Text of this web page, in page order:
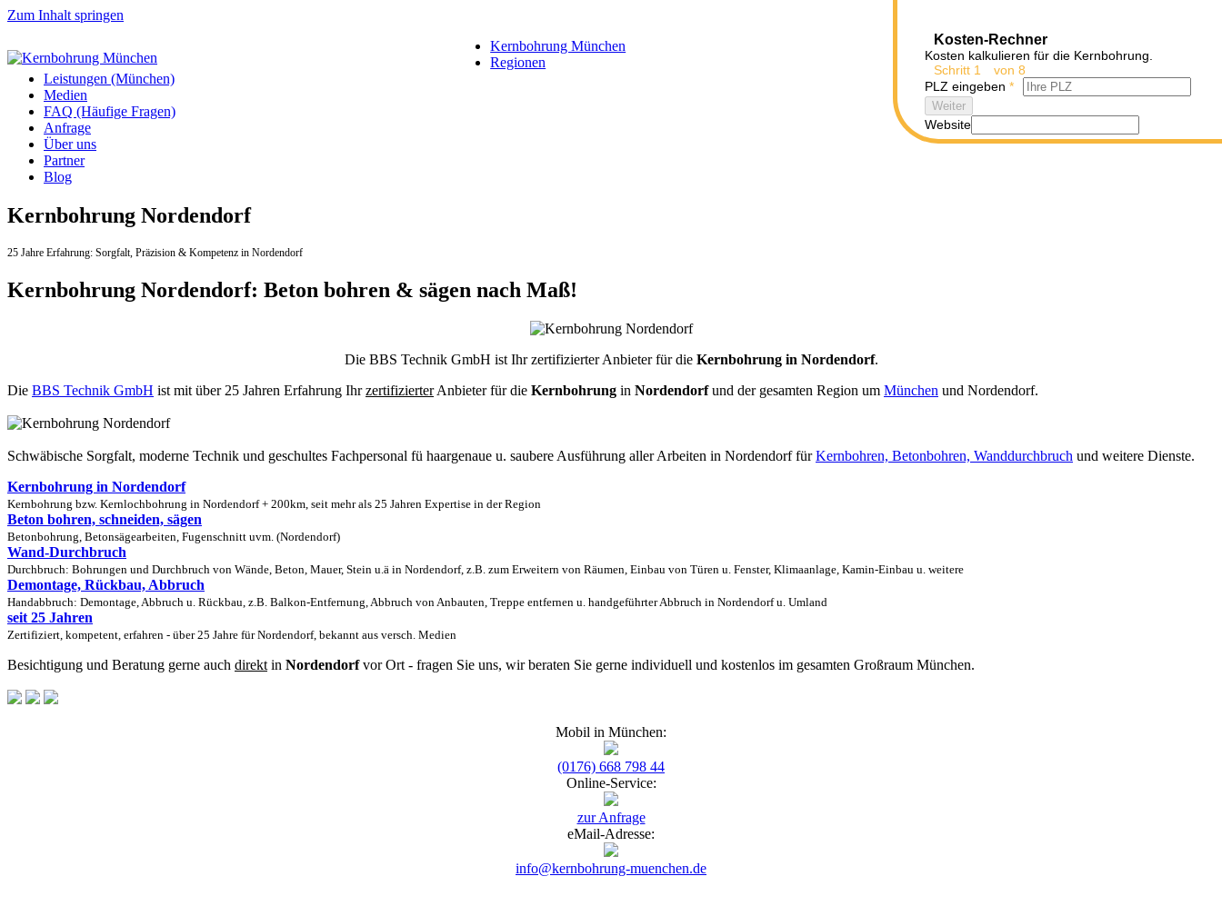
Zum Inhalt springen
Kernbohrung München
Regionen
Leistungen (München)
Medien
FAQ (Häufige Fragen)
Anfrage
Über uns
Partner
Blog
Kernbohrung Nordendorf
25 Jahre Erfahrung: Sorgfalt, Präzision & Kompetenz in Nordendorf
Kernbohrung Nordendorf: Beton bohren & sägen nach Maß!
Die BBS Technik GmbH ist Ihr zertifizierter Anbieter für die Kernbohrung in Nordendorf.
Die BBS Technik GmbH ist mit über 25 Jahren Erfahrung IhrzertifizierterAnbieter für die Kernbohrung in Nordendorfund der gesamten Region um München und Nordendorf.
Schwäbische Sorgfalt, moderne Technik und geschultes Fachpersonal fü haargenaue u. saubere Ausführung aller Arbeiten in Nordendorf fürKernbohren, Betonbohren, Wanddurchbruch und weitere Dienste.
Kernbohrung in Nordendorf
Kernbohrung bzw. Kernlochbohrung in Nordendorf + 200km, seit mehr als 25 Jahren Expertise in der Region
Beton bohren, schneiden, sägen
Betonbohrung, Betonsägearbeiten, Fugenschnitt uvm. (Nordendorf)
Wand-Durchbruch
Durchbruch: Bohrungen und Durchbruch von Wände, Beton, Mauer, Stein u.ä in Nordendorf, z.B. zum Erweitern von Räumen, Einbau von Türen u. Fenster, Klimaanlage, Kamin-Einbau u. weitere
Demontage, Rückbau, Abbruch
Handabbruch: Demontage, Abbruch u. Rückbau, z.B. Balkon-Entfernung, Abbruch von Anbauten, Treppe entfernen u. handgeführter Abbruch in Nordendorf u. Umland
seit 25 Jahren
Zertifiziert, kompetent, erfahren - über 25 Jahre für Nordendorf, bekannt aus versch. Medien
Besichtigung und Beratung gerne auch direkt in Nordendorfvor Ort - fragen Sie uns, wir beraten Sie gerne individuell und kostenlos im gesamten Großraum München.
Mobil in München:
(0176) 668 798 44
Online-Service:
zur Anfrage
eMail-Adresse:
info@kernbohrung-muenchen.de
Kosten-Rechner
Kosten kalkulieren für die Kernbohrung.
Schritt 1
von 8
PLZ eingeben *
Weiter
Website